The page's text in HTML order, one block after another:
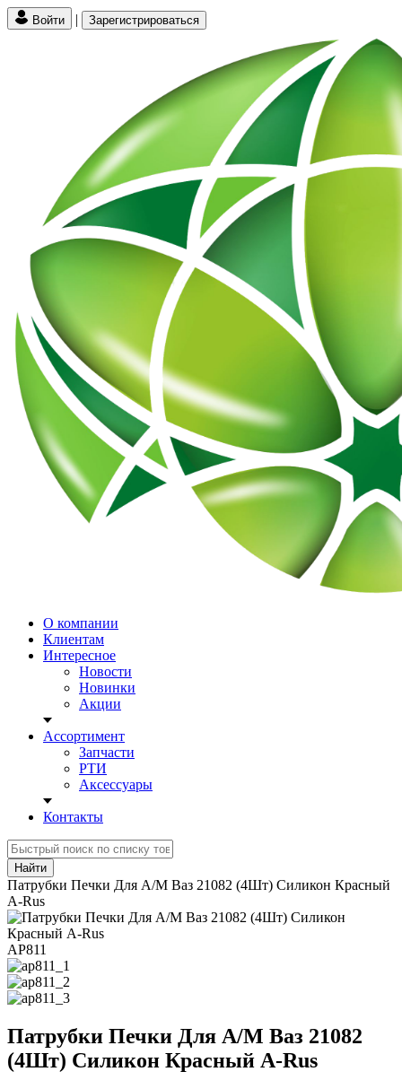
Войти | Зарегистрироваться
О компании
Клиентам
Интересное
Новости
Новинки
Акции
Ассортимент
Запчасти
РТИ
Аксессуары
Контакты
Найти
Патрубки Печки Для А/М Ваз 21082 (4Шт) Силикон Красный
A-Rus
АР811
Патрубки Печки Для А/М Ваз 21082
(4Шт) Силикон Красный A-Rus